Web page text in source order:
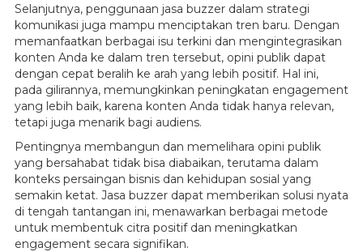
Selanjutnya, penggunaan jasa buzzer dalam strategi
komunikasi juga mampu menciptakan tren baru. Dengan
memanfaatkan berbagai isu terkini dan mengintegrasikan
konten Anda ke dalam tren tersebut, opini publik dapat
dengan cepat beralih ke arah yang lebih positif. Hal ini,
pada gilirannya, memungkinkan peningkatan engagement
yang lebih baik, karena konten Anda tidak hanya relevan,
tetapi juga menarik bagi audiens.
Pentingnya membangun dan memelihara opini publik
yang bersahabat tidak bisa diabaikan, terutama dalam
konteks persaingan bisnis dan kehidupan sosial yang
semakin ketat. Jasa buzzer dapat memberikan solusi nyata
di tengah tantangan ini, menawarkan berbagai metode
untuk membentuk citra positif dan meningkatkan
engagement secara signifikan.